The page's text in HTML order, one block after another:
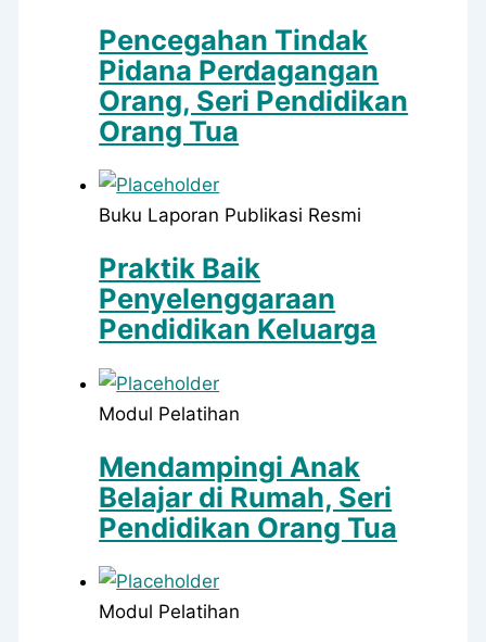
Pencegahan Tindak
Pidana Perdagangan
Orang, Seri Pendidikan
Orang Tua
Buku Laporan Publikasi Resmi
Praktik Baik
Penyelenggaraan
Pendidikan Keluarga
Modul Pelatihan
Mendampingi Anak
Belajar di Rumah, Seri
Pendidikan Orang Tua
Modul Pelatihan